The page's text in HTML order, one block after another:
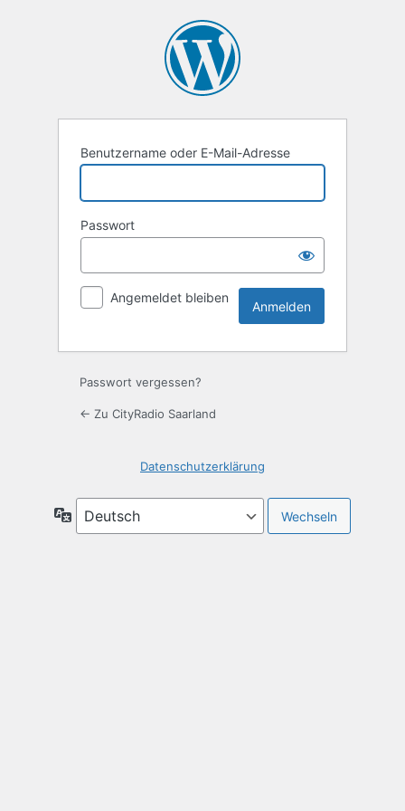
Benutzername oder E-Mail-Adresse
Passwort
Angemeldet bleiben
Passwort vergessen?
← Zu CityRadio Saarland
Datenschutzerklärung
Sprache